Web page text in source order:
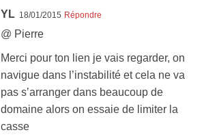
YL 18/01/2015 Répondre
@ Pierre
Merci pour ton lien je vais regarder, on
navigue dans l’instabilité et cela ne va
pas s’arranger dans beaucoup de
domaine alors on essaie de limiter la
casse